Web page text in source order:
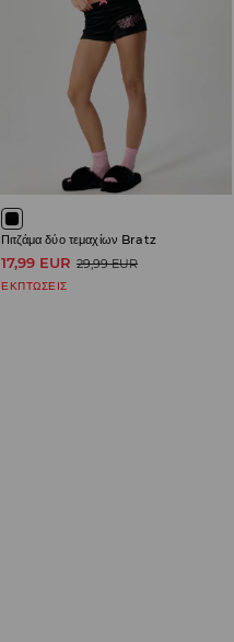
Πιτζάμα δύο τεμαχίων Bratz
17,99 EUR 29,99 EUR
ΕΚΠΤΩΣΕΙΣ